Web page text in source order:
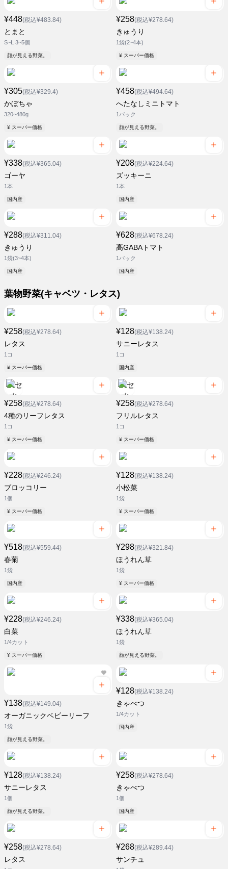
¥448(税込¥483.84)
とまと
S~L 3~5個
顔が見える野菜。
¥258(税込¥278.64)
きゅうり
1袋(2~4本)
¥ スーパー価格
¥305(税込¥329.4)
かぼちゃ
320~480g
¥ スーパー価格
¥458(税込¥494.64)
へたなしミニトマト
1パック
顔が見える野菜。
¥338(税込¥365.04)
ゴーヤ
1本
国内産
¥208(税込¥224.64)
ズッキーニ
1本
国内産
¥288(税込¥311.04)
きゅうり
1袋(3~4本)
国内産
¥628(税込¥678.24)
高GABAトマト
1パック
国内産
葉物野菜(キャベツ・レタス)
¥258(税込¥278.64)
レタス
1コ
¥ スーパー価格
¥128(税込¥138.24)
サニーレタス
1コ
国内産
¥258(税込¥278.64)
4種のリーフレタス
1コ
¥ スーパー価格
¥258(税込¥278.64)
フリルレタス
1コ
¥ スーパー価格
¥228(税込¥246.24)
ブロッコリー
1個
¥ スーパー価格
¥128(税込¥138.24)
小松菜
1袋
¥ スーパー価格
¥518(税込¥559.44)
春菊
1袋
国内産
¥298(税込¥321.84)
ほうれん草
1袋
¥ スーパー価格
¥228(税込¥246.24)
白菜
1/4カット
¥ スーパー価格
¥338(税込¥365.04)
ほうれん草
1袋
顔が見える野菜。
¥138(税込¥149.04)
オーガニックベビーリーフ
1袋
顔が見える野菜。
¥128(税込¥138.24)
きゃべつ
1/4カット
国内産
¥128(税込¥138.24)
サニーレタス
1個
顔が見える野菜。
¥258(税込¥278.64)
きゃべつ
1個
国内産
¥258(税込¥278.64)
レタス
¥268(税込¥289.44)
サンチュ